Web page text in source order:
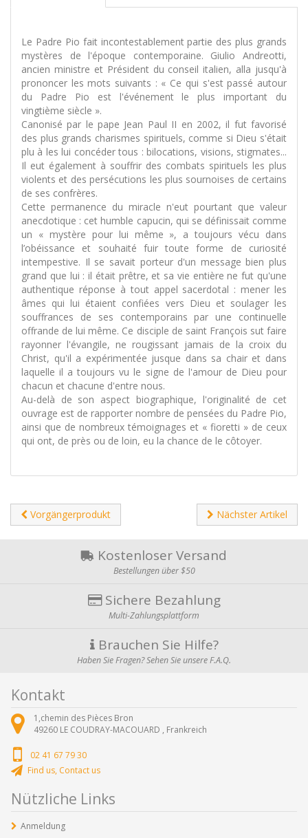
Le Padre Pio fait incontestablement partie des plus grands
mystères de l'époque contemporaine. Giulio Andreotti,
ancien ministre et Président du conseil italien, alla jusqu'à
prononcer les mots suivants : « Ce qui s'est passé autour
du Padre Pio est l'événement le plus important du
vingtième siècle ».
Canonisé par le pape Jean Paul II en 2002, il fut favorisé
des plus grands charismes spirituels, comme si Dieu s'était
plu à les lui concéder tous : bilocations, visions, stigmates...
Il eut également à souffrir des combats spirituels les plus
violents et des persécutions les plus sournoises de certains
de ses confrères.
Cette permanence du miracle n'eut pourtant que valeur
anecdotique : cet humble capucin, qui se définissait comme
un « mystère pour lui même », a toujours vécu dans
l’obéissance et souhaité fuir toute forme de curiosité
intempestive. Il se savait porteur d'un message bien plus
grand que lui : il était prêtre, et sa vie entière ne fut qu'une
authentique réponse à tout appel sacerdotal : mener les
âmes qui lui étaient confiées vers Dieu et soulager les
souffrances de ses contemporains par une continuelle
offrande de lui même. Ce disciple de saint François sut faire
rayonner l'évangile, ne rougissant jamais de la croix du
Christ, qu'il a expérimentée jusque dans sa chair et dans
laquelle il a toujours vu le signe de l'amour de Dieu pour
chacun et chacune d'entre nous.
Au-delà de son aspect biographique, l'originalité de cet
ouvrage est de rapporter nombre de pensées du Padre Pio,
ainsi que de nombreux témoignages et « fioretti » de ceux
qui ont, de près ou de loin, eu la chance de le côtoyer.
Vorgängerprodukt Nächster Artikel
Kostenloser Versand
Bestellungen über $50
Sichere Bezahlung
Multi-Zahlungsplattform
Brauchen Sie Hilfe?
Haben Sie Fragen? Sehen Sie unsere F.A.Q.
Kontakt
1,chemin des Pièces Bron
49260 LE COUDRAY-MACOUARD , Frankreich
02 41 67 79 30
Find us, Contact us
Nützliche Links
Anmeldung